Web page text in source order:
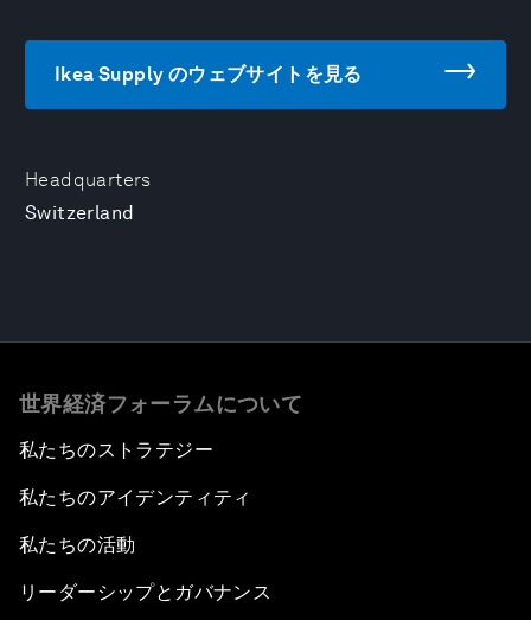
Headquarters
Switzerland
Ikea Supply のウェブサイトを見る
世界経済フォーラムについて
私たちのストラテジー
私たちのアイデンティティ
私たちの活動
リーダーシップとガバナンス